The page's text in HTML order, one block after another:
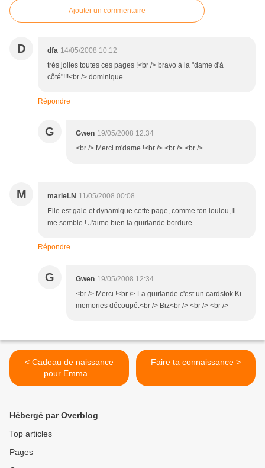
Ajouter un commentaire
D dfa 14/05/2008 10:12
très jolies toutes ces pages !<br /> bravo à la "dame d'à
côté"!!!<br /> dominique
Répondre
G Gwen 19/05/2008 12:34
<br /> Merci m'dame !<br /> <br /> <br />
M marieLN 11/05/2008 00:08
Elle est gaie et dynamique cette page, comme ton loulou, il
me semble ! J'aime bien la guirlande bordure.
Répondre
G Gwen 19/05/2008 12:34
<br /> Merci !<br /> La guirlande c'est un cardstok Ki
memories découpé.<br /> Biz<br /> <br /> <br />
< Cadeau de naissance
pour Emma...
Faire ta connaissance >
Hébergé par Overblog
Top articles
Pages